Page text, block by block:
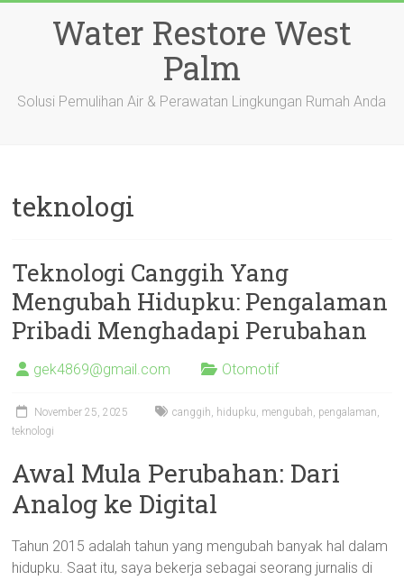
Water Restore West
Palm
Solusi Pemulihan Air & Perawatan Lingkungan Rumah Anda
teknologi
Teknologi Canggih Yang
Mengubah Hidupku: Pengalaman
Pribadi Menghadapi Perubahan
gek4869@gmail.com Otomotif
November 25, 2025 canggih, hidupku, mengubah, pengalaman,
teknologi
Awal Mula Perubahan: Dari
Analog ke Digital
Tahun 2015 adalah tahun yang mengubah banyak hal dalam
hidupku. Saat itu, saya bekerja sebagai seorang jurnalis di